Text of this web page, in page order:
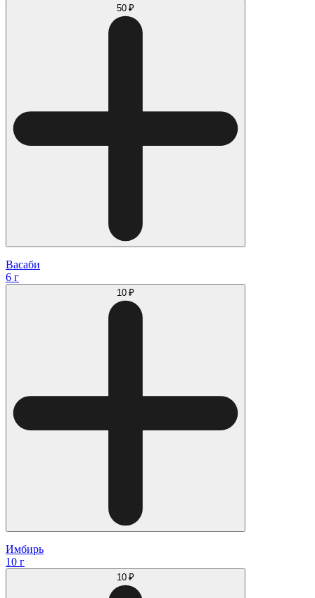
50 ₽
Васаби
6 г
10 ₽
Имбирь
10 г
10 ₽